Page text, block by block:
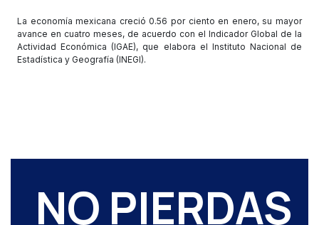
La economía mexicana creció 0.56 por ciento en enero, su mayor
avance en cuatro meses, de acuerdo con el Indicador Global de la
Actividad Económica (IGAE), que elabora el Instituto Nacional de
Estadística y Geografía (INEGI).
NO PIERDAS